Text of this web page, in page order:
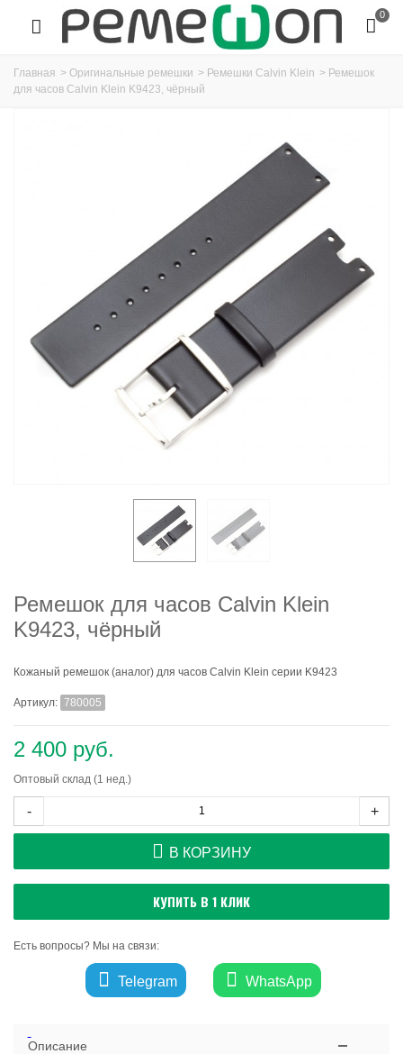
0
Главная > Оригинальные ремешки > Ремешки Calvin Klein > Ремешок
для часов Calvin Klein K9423, чёрный
Ремешок для часов Calvin Klein
K9423, чёрный
Кожаный ремешок (аналог) для часов Calvin Klein серии K9423
Артикул: 780005
2 400 руб.
Оптовый склад (1 нед.)
- +
В КОРЗИНУ
КУПИТЬ В 1 КЛИК
Есть вопросы? Мы на связи:
Telegram WhatsApp
Описание